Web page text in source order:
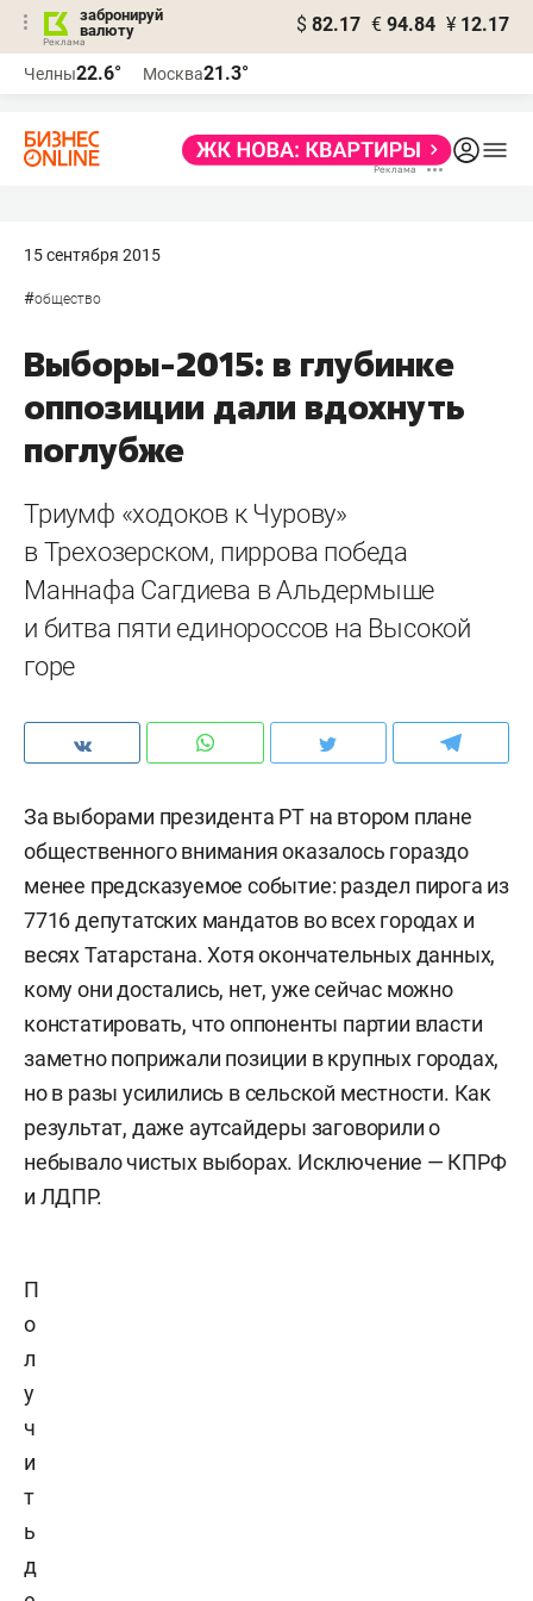
забронируй
валюту
$ 82.17 € 94.84 ¥ 12.17
Челны22.6° Москва21.3°
15 сентября 2015
#общество
Выборы-2015: в глубинке
оппозиции дали вдохнуть
поглубже
Триумф «ходоков к Чурову»
в Трехозерском, пиррова победа
Маннафа Сагдиева в Альдермыше
и битва пяти единороссов на Высокой
горе
За выборами президента РТ на втором плане
общественного внимания оказалось гораздо
менее предсказуемое событие: раздел пирога из
7716 депутатских мандатов во всех городах и
весях Татарстана. Хотя окончательных данных,
кому они достались, нет, уже сейчас можно
констатировать, что оппоненты партии власти
заметно поприжали позиции в крупных городах,
но в разы усилились в сельской местности. Как
результат, даже аутсайдеры заговорили о
небывало чистых выборах. Исключение — КПРФ
и ЛДПР.
П
о
л
у
ч
и
т
ь
д